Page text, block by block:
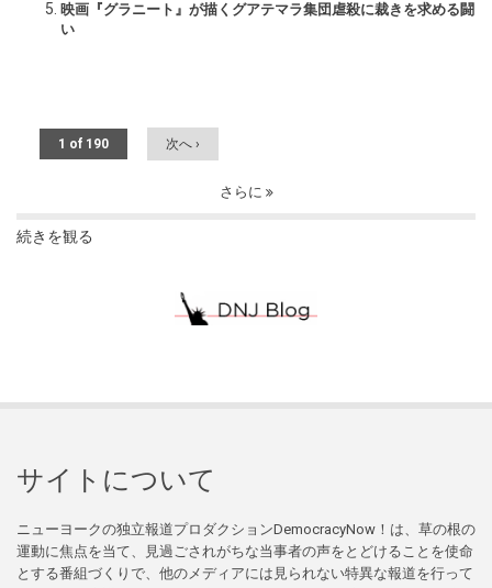
映画『グラニート』が描くグアテマラ集団虐殺に裁きを求める闘
い
1 of 190 次へ ›
さらに
続きを観る
サイトについて
ニューヨークの独立報道プロダクションDemocracyNow！は、草の根の
運動に焦点を当て、見過ごされがちな当事者の声をとどけることを使命
とする番組づくりで、他のメディアには見られない特異な報道を行って